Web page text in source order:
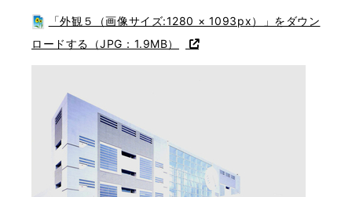
「外観５（画像サイズ:1280 × 1093px）」をダウン
ロードする（JPG：1.9MB）